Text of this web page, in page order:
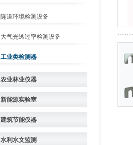
隧道环境检测设备
大气光透过率检测设备
工业类检测器
农业林业仪器
新能源实验室
建筑节能仪器
水利水文监测